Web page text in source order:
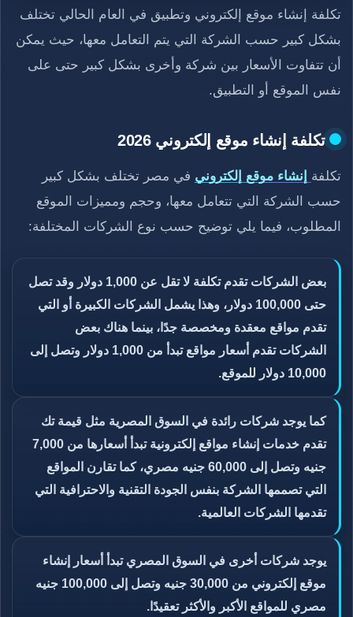
تكلفة إنشاء موقع إلكتروني وتطبيق في العام الحالي تختلف
بشكل كبير حسب الشركة التي يتم التعامل معها، حيث يمكن
أن تتفاوت الأسعار بين شركة وأخرى بشكل كبير حتى على
نفس الموقع أو التطبيق.
تكلفة إنشاء موقع إلكتروني 2026
تكلفة إنشاء موقع إلكتروني في مصر تختلف بشكل كبير
حسب الشركة التي تتعامل معها، وحجم ومميزات الموقع
المطلوب، فيما يلي توضيح حسب نوع الشركات المختلفة:
بعض الشركات تقدم تكلفة لا تقل عن 1,000 دولار وقد تصل
حتى 100,000 دولار، وهذا يشمل الشركات الكبيرة أو التي
تقدم مواقع معقدة ومخصصة جدًا، بينما هناك بعض
الشركات تقدم أسعار مواقع تبدأ من 1,000 دولار وتصل إلى
10,000 دولار للموقع.
كما يوجد شركات رائدة في السوق المصرية مثل قيمة تك
تقدم خدمات إنشاء مواقع إلكترونية تبدأ أسعارها من 7,000
جنيه وتصل إلى 60,000 جنيه مصري، كما تقارن المواقع
التي تصممها الشركة بنفس الجودة التقنية والاحترافية التي
تقدمها الشركات العالمية.
يوجد شركات أخرى في السوق المصري تبدأ أسعار إنشاء
موقع إلكتروني من 30,000 جنيه وتصل إلى 100,000 جنيه
مصري للمواقع الأكبر والأكثر تعقيدًا.